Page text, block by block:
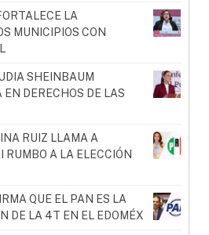
LA
MUNICIPIOS CON
SHEINBAUM
DERECHOS DE LAS
RUIZ LLAMA A
RUMBO A LA ELECCIÓN
QUE EL PAN ES LA
DE LA 4T EN EL EDOMÉX